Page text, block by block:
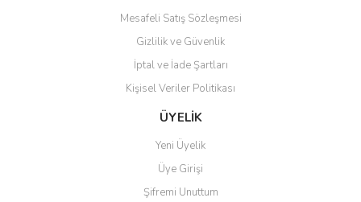
Gönder
Mesafeli Satış Sözleşmesi
Gizlilik ve Güvenlik
İptal ve İade Şartları
Kişisel Veriler Politikası
ÜYELİK
Yeni Üyelik
Üye Girişi
Şifremi Unuttum